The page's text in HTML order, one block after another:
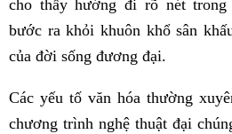
cho thấy hướng đi rõ nét
bước ra khỏi khuôn khổ sân
của đời sống đương đại.
Các yếu tố văn hóa thường
chương trình nghệ thuật đại